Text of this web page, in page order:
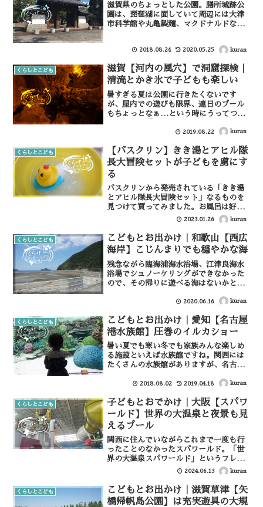
滋賀県のちょっとした公園。膳所城跡公
園は、琵琶湖に面していて周辺には大津
市科学館や丸亀製麺、マクドナルドなん
あり、木陰で散策もできるので子供と過
ごすにはいい環境です。膳...
2018.08.24 2020.05.25 kuran
くらしとこども
滋賀【河内の風穴】で洞窟探検｜
清流とかき氷で子どもも楽しい
暑すぎる夏は公園に行きたくないです
が、屋内での遊びも限界、連日のプール
もちょっとなぁ…という時にうってつけ
のでレビューしたいと思います。河内の
車場で営業されているかき氷...
2019.08.22 kuran
くらしとこども
【バスクリン】きき湯とアヒル隊
長大冒険セットが子どもを虜にす
る
バスクリンから発売されている「きき湯
とアヒル隊長大冒険セット」なるものを
見つけて買ってみました。お風呂は好き
なのに入るまでが長い長男を、なんとか
て購入して見ましたが、その成果やいか
に。きき湯とアヒル隊長大...
2023.01.26 kuran
くらしとこども
こどもとお出かけ｜和歌山【西広
海岸】こじんまりでも穏やかな海
残念ながら臨海浦海水浴場、江津良海水
浴場でシュノーケリングができなかった
ので、その帰りに遊べる海はないかと思
もとても奥行きのある遠浅のビーチで、
ど。砂浜の上にうすく水が...
2020.06.16 kuran
くらしとこども
こどもとお出かけ｜愛知【名古屋
港水族館】圧巻のイルカショー
暑い夏でも寒い冬でも家族みんな楽しめ
る施設といえば水族館ですね。関西には
たくさんの水族館がありますが、名古屋
で、ショーが好きという方はぜひ一度行
シャチなどの大型水棲生物...
2018.08.02 2019.04.18 kuran
くらしとこども
子どもとおでかけ｜大阪【スパワ
ールド】世界の大温泉と夜景も見
えるプール
関西に住んでいながらこれまで一度も行
ったことのなかったスパワールド。「世
界の大温泉スパワールド」というフレー
ズはCMなどで見聞きしていましたが、
に。子どもが「大きなプールに行きた
い」というので、一度行って...
2024.06.13 kuran
くらしとこども
こどもとお出かけ｜滋賀草津【矢
橋帰帆島公園】は充実遊具の大規